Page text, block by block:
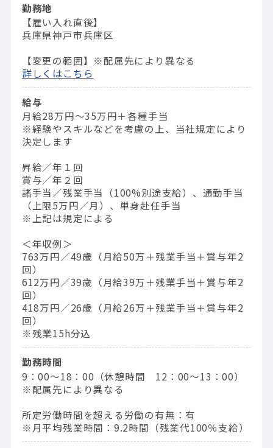
勤務地
【雇い入れ直後】
兵庫県神戸市兵庫区
【変更の範囲】※配属先により異なる
詳しくはこちら
給与
月給28万円～35万円＋各種手当
※経験やスキルなどを考慮の上、当社規定により
決定します
昇給／年１回
賞与／年２回
諸手当／残業手当（100%別途支給）、通勤手当
（上限5万円／月）、単身赴任手当
※上記は規定による
＜年収例＞
763万円／49歳（⽉給50万＋残業⼿当＋賞与年2
回）
612万円／39歳（⽉給39万＋残業⼿当＋賞与年2
回）
418万円／26歳（⽉給26万＋残業⼿当＋賞与年2
回）
※残業15h分込
勤務時間
9：00〜18：00（休憩時間 12：00〜13：00）
※配属先により異なる
所定労働時間を超える労働の有無：有
※月平均残業時間：9.2時間（残業代100％支給）